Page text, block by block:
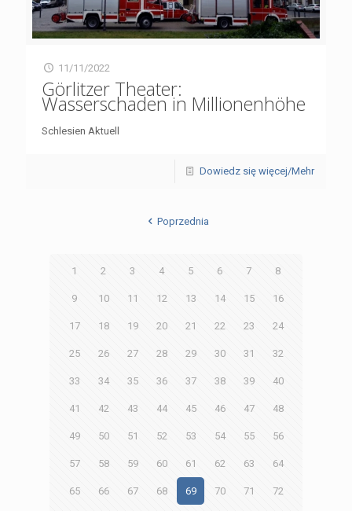
11/11/2022
Görlitzer Theater:
Wasserschaden in Millionenhöhe
Schlesien Aktuell
Dowiedz się więcej/Mehr
Poprzednia
1 2 3 4 5 6 7 8
9 10 11 12 13 14 15 16
17 18 19 20 21 22 23 24
25 26 27 28 29 30 31 32
33 34 35 36 37 38 39 40
41 42 43 44 45 46 47 48
49 50 51 52 53 54 55 56
57 58 59 60 61 62 63 64
65 66 67 68 69 70 71 72